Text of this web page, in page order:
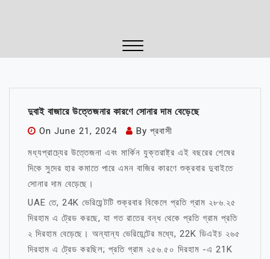
দুবাই বাজারে উত্তেজনার কারণে সোনার দাম বেড়েছে
On June 21, 2024 By প্রবাসী
মধ্যপ্রাচ্যের উত্তেজনা এবং মার্কিন যুক্তরাষ্ট্র এই বছরের শেষের
দিকে সুদের হার কমাতে পারে এমন বাজির কারণে শুক্রবার দুবাইতে
সোনার দাম বেড়েছে।
UAE তে, 24K ভেরিয়েন্টটি শুক্রবার বিকেলে প্রতি গ্রাম ২৮৬.২৫
দিরহাম এ ট্রেড করছে, যা গত রাতের বন্ধ থেকে প্রতি গ্রাম প্রতি
২ দিরহাম বেড়েছে। অন্যান্য ভেরিয়েন্টের মধ্যে, 22K ডিএইচ ২৬৫
দিরহাম এ ট্রেড করছিল; প্রতি গ্রাম ২৫৬.৫০ দিরহাম -এ 21K